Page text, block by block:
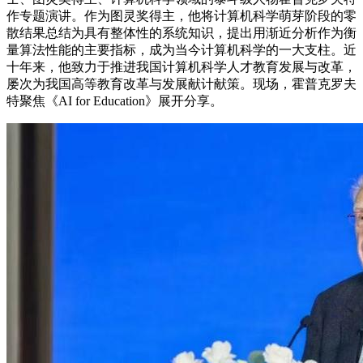
作专题演讲。作为图灵奖得主，他将计算机科学萌芽阶段的零
散结果总结为具有整体性的系统知识，提出用渐近分析作为衡
量算法性能的主要指标，成为当今计算机科学的一大支柱。近
十年来，他致力于推进我国计算机科学人才教育发展与改革，
屡次为我国高等教育改革与发展献计献策。现场，霍普克罗夫
特聚焦《AI for Education》展开分享。